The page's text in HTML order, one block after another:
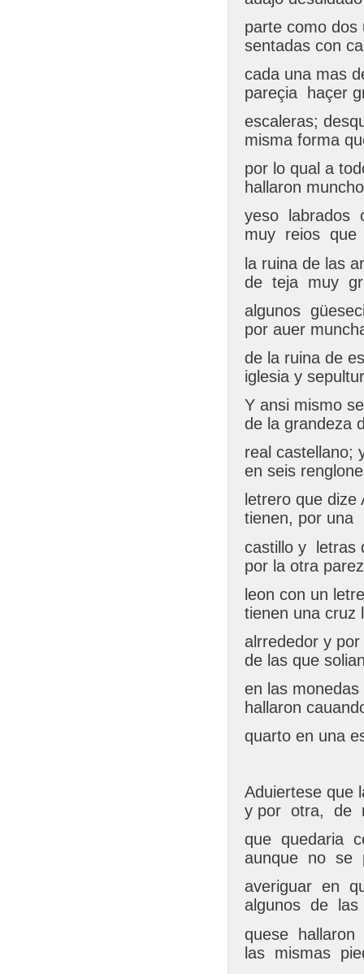
parte como dos
sentadas con
cada una mas
pareçia haçer
escaleras;
misma forma
por lo qual a
hallaron
yeso
muy reios que
la ruina de las
de teja muy
algunos
por auer
de la ruina de
iglesia y
Y ansi mismo
de la grandeza
real castellano;
en seis
letrero que
tienen, por una
castillo y letras
por la otra
leon con un
tienen una cruz
alrrededor y
de las que
en las
hallaron
quarto en una
Aduiertese que
y por otra, de
que quedaria
aunque no se
averiguar en
algunos de
quese
las mismas